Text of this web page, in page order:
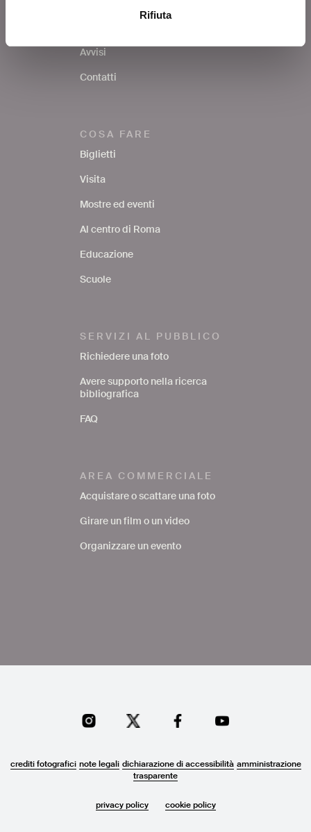
Rifiuta
Avvisi
Contatti
COSA FARE
Biglietti
Visita
Mostre ed eventi
Al centro di Roma
Educazione
Scuole
SERVIZI AL PUBBLICO
Richiedere una foto
Avere supporto nella ricerca
bibliografica
FAQ
AREA COMMERCIALE
Acquistare o scattare una foto
Girare un film o un video
Organizzare un evento
crediti fotografici note legali dichiarazione di accessibilità amministrazione
trasparente
privacy policy cookie policy